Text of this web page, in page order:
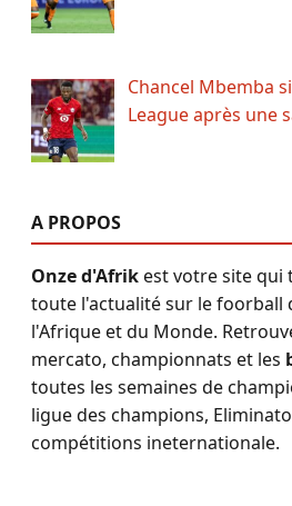
Chancel Mbemba
League après une
A PROPOS
Onze d'Afrikest votre site qui
toute l'actualité sur le foorball
l'Afrique et du Monde.
mercato, championnats et les
toutes les semaines de
ligue des champions,
compétitions ineternationale.